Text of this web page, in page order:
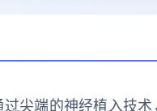
尖端的神经植入技